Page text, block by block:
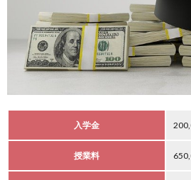
入学金
授業料